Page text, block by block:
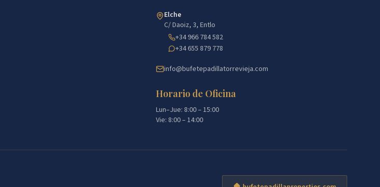
Elche
C/ Daoiz, 3, Entlo
+34 966 784 582
+34 655 879 778
info@bufetepadillatorrevieja.com
Horario de Oficina
Lun–Jue: 8:00 – 15:00
Vie: 8:00 – 14:00